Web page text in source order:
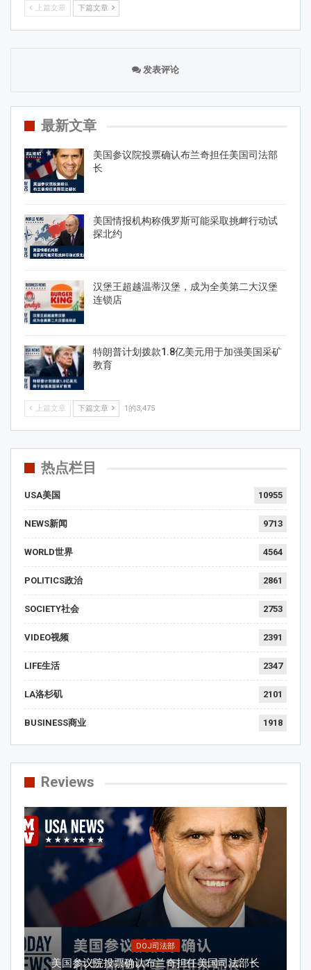
上篇文章 下篇文章
发表评论
最新文章
美国参议院投票确认布兰奇担任美国司法部
长
美国情报机构称俄罗斯可能采取挑衅行动试
探北约
汉堡王超越温蒂汉堡，成为全美第二大汉堡
连锁店
特朗普计划拨款1.8亿美元用于加强美国采矿
教育
上篇文章 下篇文章 1的3,475
热点栏目
USA美国 10955
NEWS新闻 9713
WORLD世界 4564
POLITICS政治 2861
SOCIETY社会 2753
VIDEO视频 2391
LIFE生活 2347
LA洛杉矶 2101
BUSINESS商业 1918
Reviews
DOJ司法部
美国参议院投票确认布兰奇担任美国司法部长